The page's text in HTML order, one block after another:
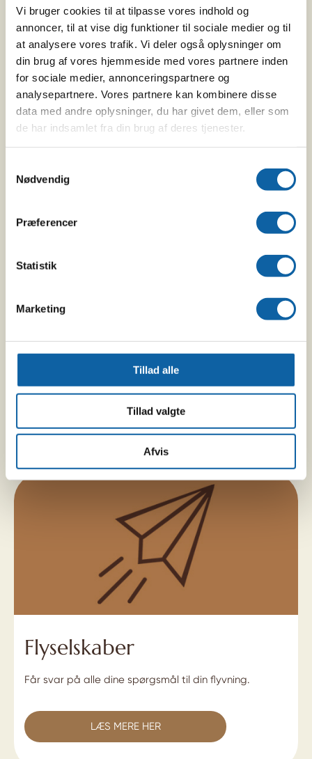
Vi bruger cookies til at tilpasse vores indhold og
annoncer, til at vise dig funktioner til sociale medier og til
at analysere vores trafik. Vi deler også oplysninger om
din brug af vores hjemmeside med vores partnere inden
for sociale medier, annonceringspartnere og
analysepartnere. Vores partnere kan kombinere disse
data med andre oplysninger, du har givet dem, eller som
de har indsamlet fra din brug af deres tjenester.
Nødvendig
Præferencer
Statistik
Marketing
Tillad alle
Tillad valgte
Afvis
safari.
huske at tage med i sine overvejelser i forhold til,
LÆS MERE HER
Flyselskaber
Får svar på alle dine spørgsmål til din flyvning.
LÆS MERE HER